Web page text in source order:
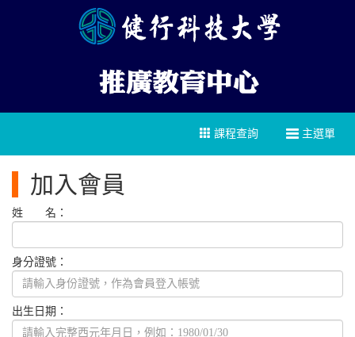
主選單
課程查詢
加入會員
姓 名：
身分證號：
出生日期：